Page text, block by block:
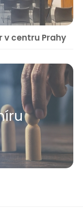
v centru Prahy